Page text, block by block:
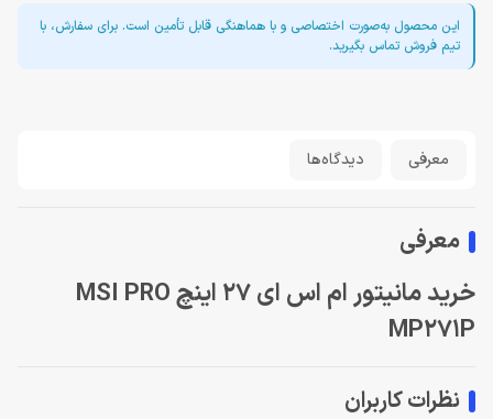
این محصول به‌صورت اختصاصی و با هماهنگی قابل تأمین است. برای سفارش، با
تیم فروش تماس بگیرید.
معرفی دیدگاه‌ها
معرفی
خرید مانیتور ام اس ای 27 اینچ MSI PRO
MP271P
نظرات کاربران